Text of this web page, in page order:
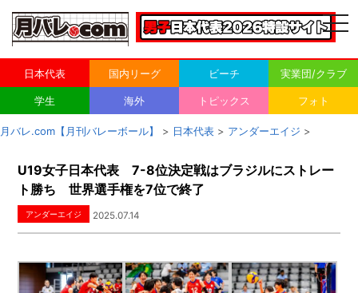
日本代表 国内リーグ ビーチ 実業団/クラブ
学生 海外 トピックス フォト
月バレ.com【月刊バレーボール】 > 日本代表 > アンダーエイジ >
U19女子日本代表 7-8位決定戦はブラジルにストレー
ト勝ち 世界選手権を7位で終了
アンダーエイジ 2025.07.14